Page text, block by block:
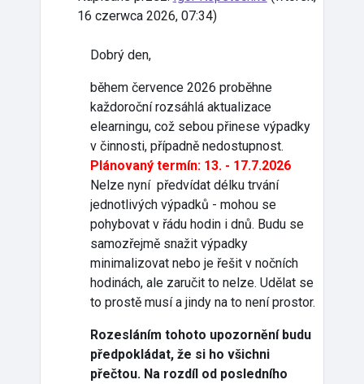
16 czerwca 2026, 07:34)
Dobrý den,
během července 2026 proběhne
každoroční rozsáhlá aktualizace
elearningu, což sebou přinese výpadky
v činnosti, případně nedostupnost.
Plánovaný termín: 13. - 17.7.2026
Nelze nyní předvídat délku trvání
jednotlivých výpadků - mohou se
pohybovat v řádu hodin i dnů. Budu se
samozřejmě snažit výpadky
minimalizovat nebo je řešit v nočních
hodinách, ale zaručit to nelze. Udělat se
to prostě musí a jindy na to není prostor.
Rozesláním tohoto upozornění budu
předpokládat, že si ho všichni
přečtou. Na rozdíl od posledního